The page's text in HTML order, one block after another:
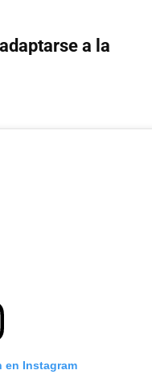
a la
en Instagram